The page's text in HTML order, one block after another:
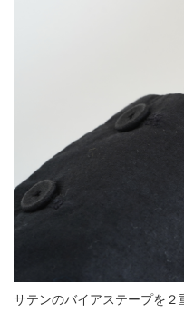
サテンのバイアステープを２